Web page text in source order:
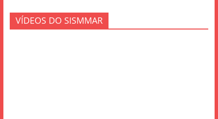
VÍDEOS DO SISMMAR